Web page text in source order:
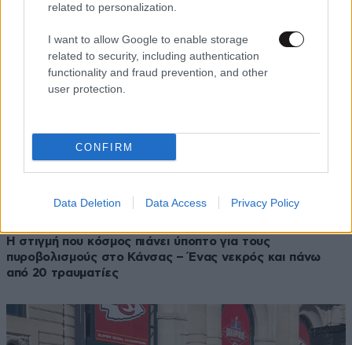
related to personalization.
I want to allow Google to enable storage
related to security, including authentication
functionality and fraud prevention, and other
user protection.
CONFIRM
Data Deletion Data Access Privacy Policy
Η στιγμή που κόσμος πιάνει ύποπτο για τους
πυροβολισμούς στο Κάνσας – Ένας νεκρός και πάνω
από 20 τραυματίες